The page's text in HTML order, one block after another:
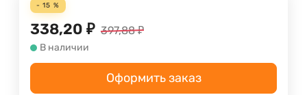
- 15 %
338,20 ₽ 397,88 ₽
В наличии
Оформить заказ